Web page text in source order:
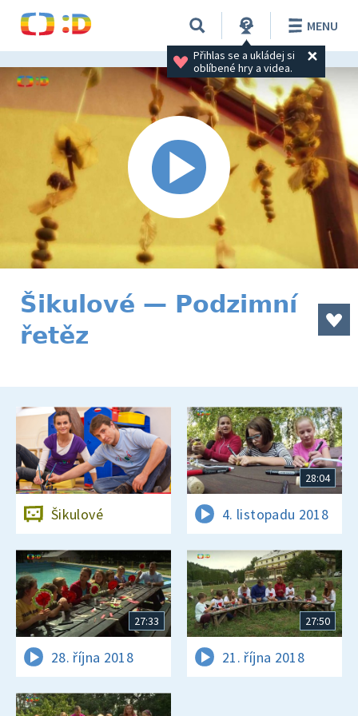
Přihlas se a ukládej si
oblíbené hry a videa.
MENU
Šikulové — Podzimní
řetěz
Šikulové
28:04
4. listopadu 2018
27:33
28. října 2018
27:50
21. října 2018